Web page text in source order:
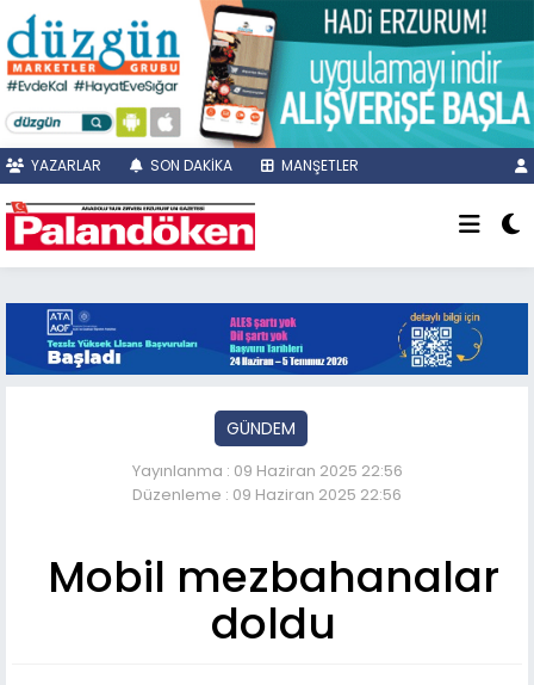
YAZARLAR SON DAKİKA MANŞETLER
GÜNDEM
Yayınlanma : 09 Haziran 2025 22:56
Düzenleme : 09 Haziran 2025 22:56
Mobil mezbahanalar
doldu